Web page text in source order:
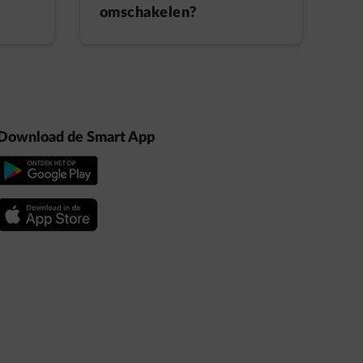
omschakelen?
Download de Smart App